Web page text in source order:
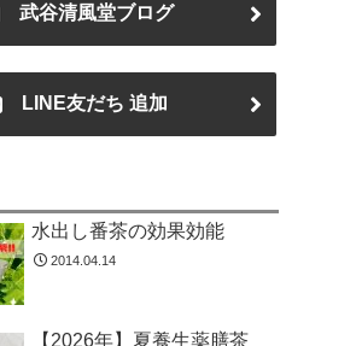
武谷清風堂ブログ
LINE友だち 追加
水出し番茶の効果効能
2014.04.14
【2026年】夏養生薬膳茶